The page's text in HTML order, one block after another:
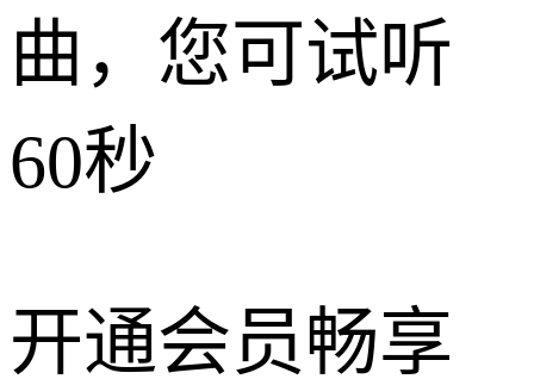
曲，您可试听
60秒
开通会员畅享